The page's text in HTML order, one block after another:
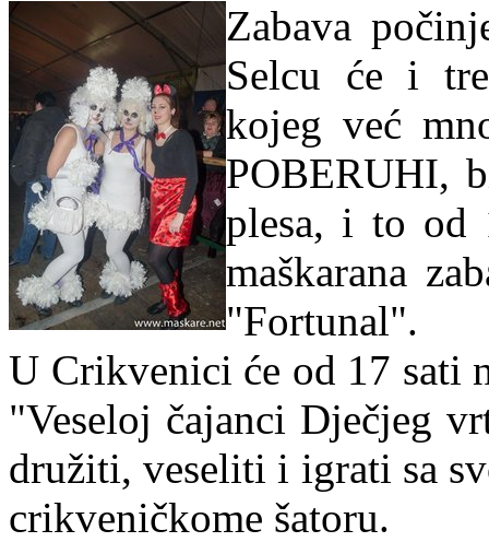
Zabava
Selcu će i
kojeg već
POBERUHI,
plesa, i to od
maškarana
"Fortunal".
U Crikvenici će od 17 sati
"Veseloj čajanci Dječjeg
družiti, veseliti i igrati sa
crikveničkome šatoru.